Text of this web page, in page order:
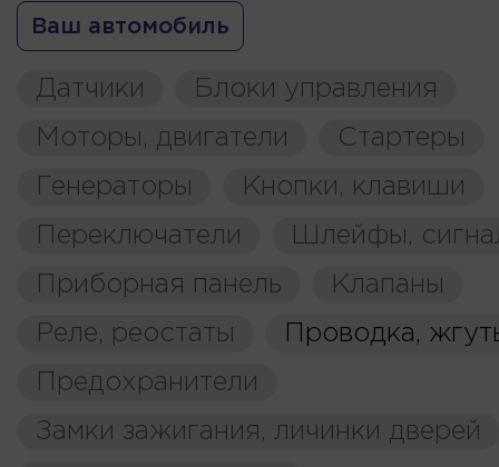
Ваш автомобиль
Датчики
Блоки управления
Моторы, двигатели
Стартеры
Генераторы
Кнопки, клавиши
Переключатели
Шлейфы,
Приборная панель
Клапаны
Реле, реостаты
Проводка,
Предохранители
Замки зажигания, личинки дверей